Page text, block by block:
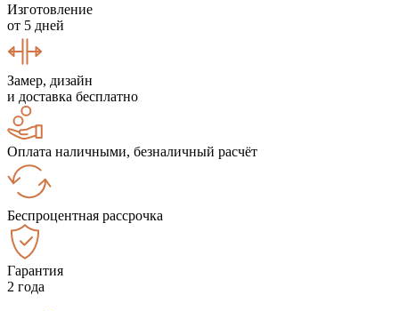
Изготовление
от 5 дней
Замер, дизайн
и доставка бесплатно
Оплата наличными, безналичный расчёт
Беспроцентная рассрочка
Гарантия
2 года